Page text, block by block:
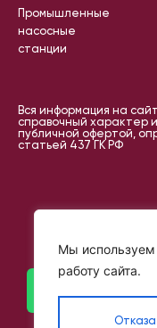
Мы используем
работу сайта.
Промышленные
насосные
станции
Вся информация на
справочный характер
публичной офертой,
статьей 437 ГК РФ